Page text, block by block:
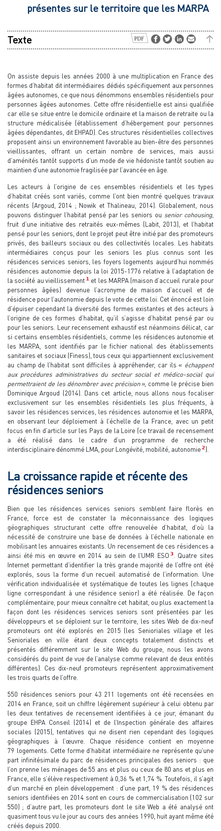
présentes sur le territoire que les MARPA
Texte
On assiste depuis les années 2000 à une multiplication en France des
formes d’habitat dit intermédiaires dédiés spécifiquement aux personnes
âgées autonomes, ce que nous dénommons ensembles résidentiels pour
personnes âgées autonomes. Cette offre résidentielle est ainsi qualifiée
car elle se situe entre le domicile ordinaire et la maison de retraite ou la
structure médicalisée (établissement d’hébergement pour personnes
âgées dépendantes, dit EHPAD). Ces structures résidentielles collectives
proposent ainsi un environnement favorable au bien-être des personnes
vieillissantes, offrant un certain nombre de services, mais aussi
d’aménités tantôt supports d’un mode de vie hédoniste tantôt soutien au
maintien d’une autonomie fragilisée par l’avancée en âge.
Les acteurs à l’origine de ces ensembles résidentiels et les types
d’habitat créés sont variés, comme l’ont bien montré quelques travaux
récents (Argoud, 2014 ; Nowik et Thalineau, 2014). Globalement, nous
pouvons distinguer l’habitat pensé par les seniors ou senior cohousing,
fruit d’une initiative des retraités eux-mêmes (Labit, 2013), et l’habitat
pensé pour les seniors, dont le projet peut être initié par des promoteurs
privés, des bailleurs sociaux ou des collectivités locales. Les habitats
intermédiaires conçus pour les seniors les plus connus sont les
résidences services seniors, les foyers logements aujourd’hui nommés
résidences autonomie depuis la loi 2015-1776 relative à l’adaptation de
la société au vieillissement 1et les MARPA (maison d’accueil rurale pour
personnes âgées) devenue l’acronyme de maison d’accueil et de
résidence pour l’autonomie depuis le vote de cette loi. Cet énoncé est loin
d’épuiser cependant la diversité des formes existantes et des acteurs à
l’origine de ces formes d’habitat, qu’il s’agisse d’habitat pensé par ou
pour les seniors. Leur recensement exhaustif est néanmoins délicat, car
si certains ensembles résidentiels, comme les résidences autonomie et
les MARPA, sont identifiés par le fichier national des établissements
sanitaires et sociaux (Finess), tous ceux qui appartiennent exclusivement
au champ de l’habitat sont difficiles à appréhender, car ils « échappent
aux procédures administratives du secteur social et médico-social qui
permettraient de les dénombrer avec précision», comme le précise bien
Dominique Argoud (2014). Dans cet article, nous allons nous focaliser
exclusivement sur les ensembles résidentiels les plus fréquents, à
savoir les résidences services, les résidences autonomie et les MARPA,
en observant leur déploiement à l’échelle de la France, avec un petit
focus en fin d’article sur les Pays de la Loire (ce travail de recensement
a été réalisé dans le cadre d’un programme de recherche
interdisciplinaire dénommé LMA, pour Longévité, mobilité, autonomie2).
La croissance rapide et récente des
résidences seniors
Bien que les résidences services seniors semblent faire florès en
France, force est de constater la méconnaissance des logiques
géographiques structurant cette offre renouvelée d’habitat, d’où la
nécessité de construire une base de données à l’échelle nationale en
mobilisant les annuaires existants. Un recensement de ces résidences a
ainsi été mis en œuvre en 2014 au sein de l’UMR ESO 3
. Quatre sites
Internet permettant d’identifier la très grande majorité de l’offre ont été
explorés, sous la forme d’un recueil automatisé de l’information. Une
vérification individualisée et systématique de toutes les lignes (chaque
ligne correspondant à une résidence senior) a été réalisée. De façon
complémentaire, pour mieux connaître cet habitat, ou plus exactement la
façon dont les résidences services seniors sont présentées par les
développeurs et se déploient sur le territoire, les sites Web de dix-neuf
promoteurs ont été explorés en 2015 (les Senioriales village et les
Senioriales en ville étant deux concepts totalement distincts et
présentés différemment sur le site Web du groupe, nous les avons
considérés du point de vue de l’analyse comme relevant de deux entités
différentes). Ces dix-neuf promoteurs représentent approximativement
les trois quarts de l’offre.
550 résidences seniors pour 43 211 logements ont été recensées en
2014 en France, soit un chiffre légèrement supérieur à celui obtenu par
les deux tentatives de recensement identifiées à ce jour, émanant du
groupe EHPA Conseil (2014) et de l’Inspection générale des affaires
sociales (2015), tentatives qui ne disent rien cependant des logiques
géographiques à l’œuvre. Chaque résidence contient en moyenne
79 logements. Cette forme d’habitat intermédiaire ne représente qu’une
part infinitésimale du parc de résidences principales des seniors : que
l’on prenne les ménages de 55 ans et plus ou ceux de 80 ans et plus en
France, elle s’élève respectivement à 0,36 % et 1,74 %. Toutefois, il s’agit
d’un marché en plein développement : d’une part, 19 % des résidences
seniors identifiées en 2014 sont en cours de commercialisation (102 sur
550) ; d’autre part, les promoteurs dont le site Web a été analysé ont
quasiment tous vu le jour au cours des années 1990, huit ayant même été
créés depuis 2000.